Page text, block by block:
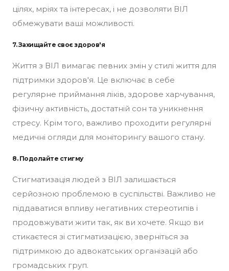
цілях, мріях та інтересах, і не дозволяти ВІЛ
обмежувати ваші можливості.
7. Захищайте своє здоров'я
Життя з ВІЛ вимагає певних змін у стилі життя для
підтримки здоров'я. Це включає в себе
регулярне приймання ліків, здорове харчування,
фізичну активність, достатній сон та уникнення
стресу. Крім того, важливо проходити регулярні
медичні огляди для моніторингу вашого стану.
8. Подолайте стигму
Стигматизація людей з ВІЛ залишається
серйозною проблемою в суспільстві. Важливо не
піддаватися впливу негативних стереотипів і
продовжувати жити так, як ви хочете. Якщо ви
стикаєтеся зі стигматизацією, зверніться за
підтримкою до адвокатських організацій або
громадських груп.